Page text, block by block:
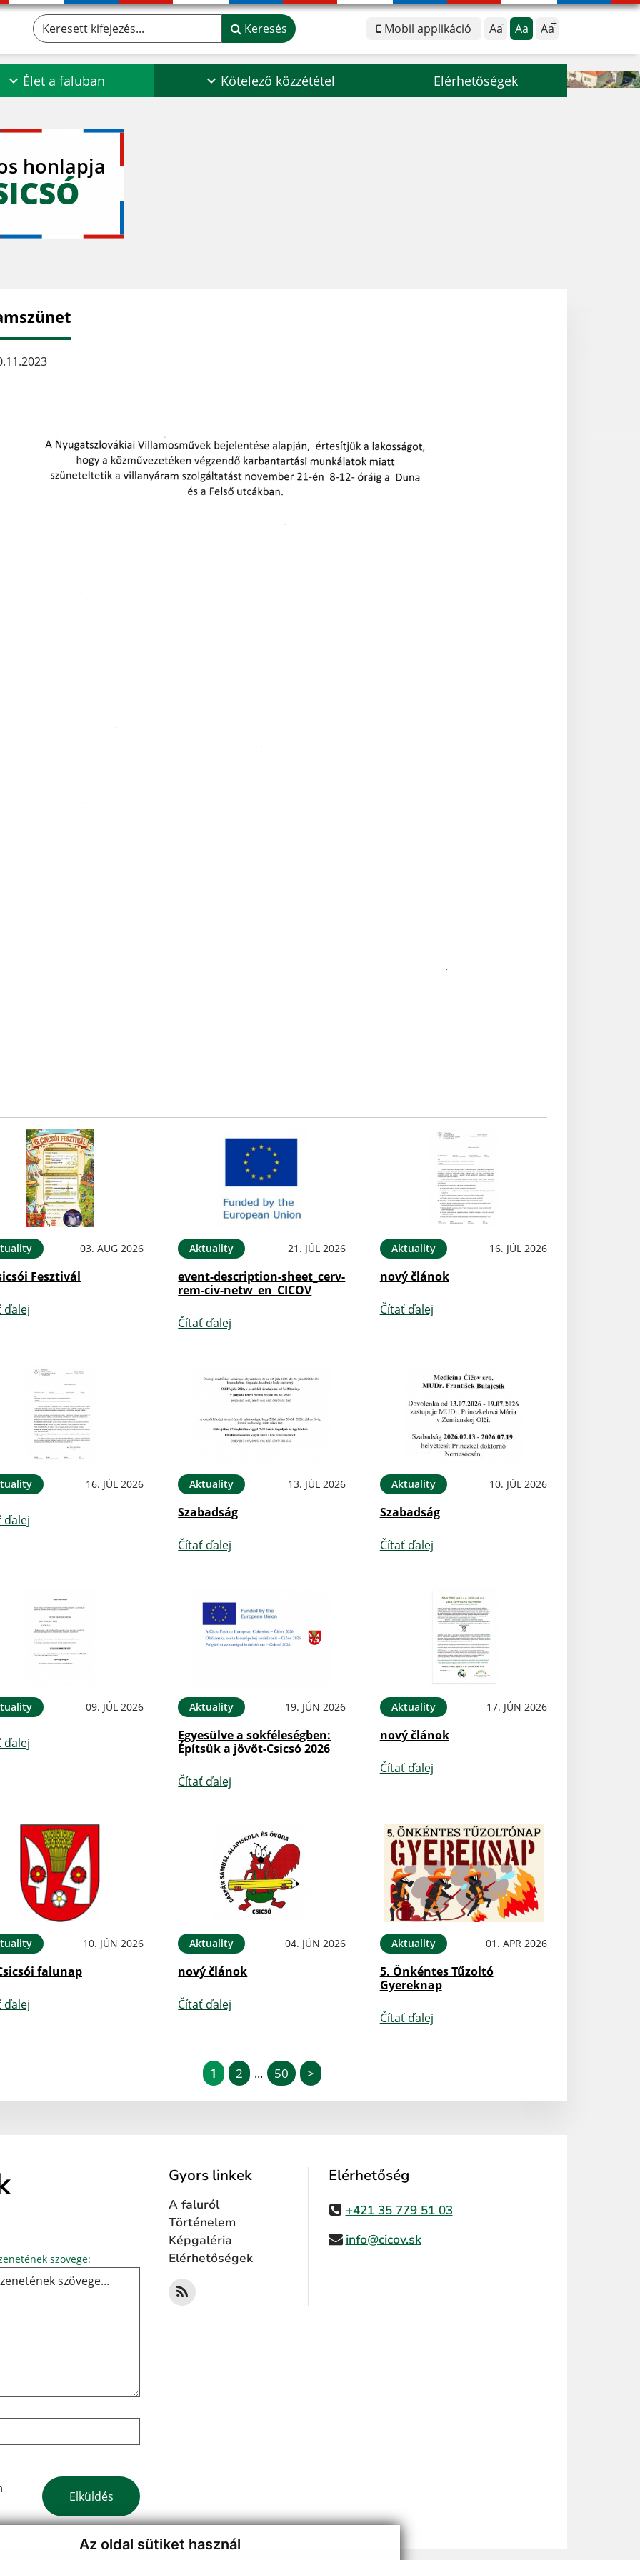
Az oldal sütiket használ
Mobil applikáció Aa Aa Aa
Keresett kifejezés... Keresés
Élet a faluban Kötelező közzététel Elérhetőségek
honlapja
03. AUG 2026
Fesztivál
ďalej
Aktuality 21. JÚL 2026
event-description-sheet_cerv-
rem-civ-netw_en_CICOV
Čítať ďalej
Aktuality 16. JÚL 2026
nový článok
Čítať ďalej
16. JÚL 2026
ďalej
Aktuality 13. JÚL 2026
Szabadság
Čítať ďalej
Aktuality 10. JÚL 2026
Szabadság
Čítať ďalej
09. JÚL 2026
ďalej
Aktuality 19. JÚN 2026
Egyesülve a sokféleségben:
Építsük a jövőt-Csicsó 2026
Čítať ďalej
Aktuality 17. JÚN 2026
nový článok
Čítať ďalej
10. JÚN 2026
falunap
ďalej
Aktuality 04. JÚN 2026
nový článok
Čítať ďalej
Aktuality 01. APR 2026
5. Önkéntes Tűzoltó
Gyereknap
Čítať ďalej
1 2 ... 50 >
szövege: Üzenetének szövege...
Google reCaptcha Response
Elküldés
Gyors linkek
A faluról
Történelem
Képgaléria
Elérhetőségek
Elérhetőség
+421 35 779 51 03
info@cicov.sk